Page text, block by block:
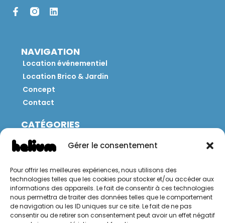
Gérer le consentement
Pour offrir les meilleures expériences, nous utilisons des
technologies telles que les cookies pour stocker et/ou accéder aux
informations des appareils. Le fait de consentir à ces technologies
nous permettra de traiter des données telles que le comportement
de navigation ou les ID uniques sur ce site. Le fait de ne pas
consentir ou de retirer son consentement peut avoir un effet négatif
NAVIGATION
Location événementiel
Location Brico & Jardin
Concept
Contact
CATÉGORIES
Mobilier
Brico
Jardin
CONTACT